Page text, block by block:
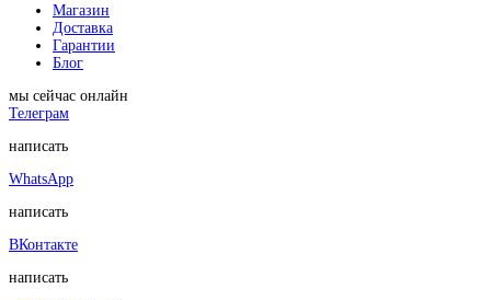
Магазин
Доставка
Гарантии
Блог
мы сейчас онлайн
Телеграм
написать
WhatsApp
написать
ВКонтакте
написать